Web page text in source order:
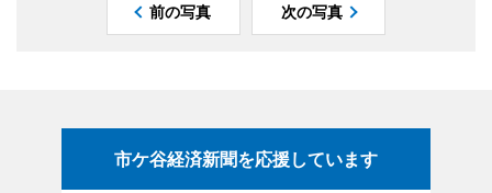
前の写真 次の写真
市ケ谷経済新聞を応援しています